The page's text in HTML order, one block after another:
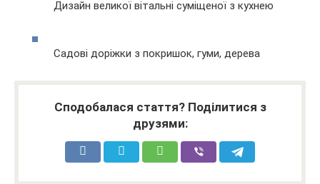
Дизайн великої вітальні суміщеної з кухнею
Садові доріжки з покришок, гуми, дерева
Сподобалася стаття? Поділитися з
друзями: